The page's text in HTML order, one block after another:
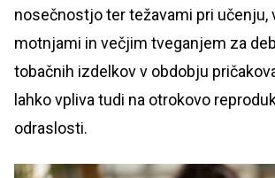
nosečnostjo ter težavami pri učenju,
motnjami in večjim tveganjem za
tobačnih izdelkov v obdobju
lahko vpliva tudi na otrokovo
odraslosti.